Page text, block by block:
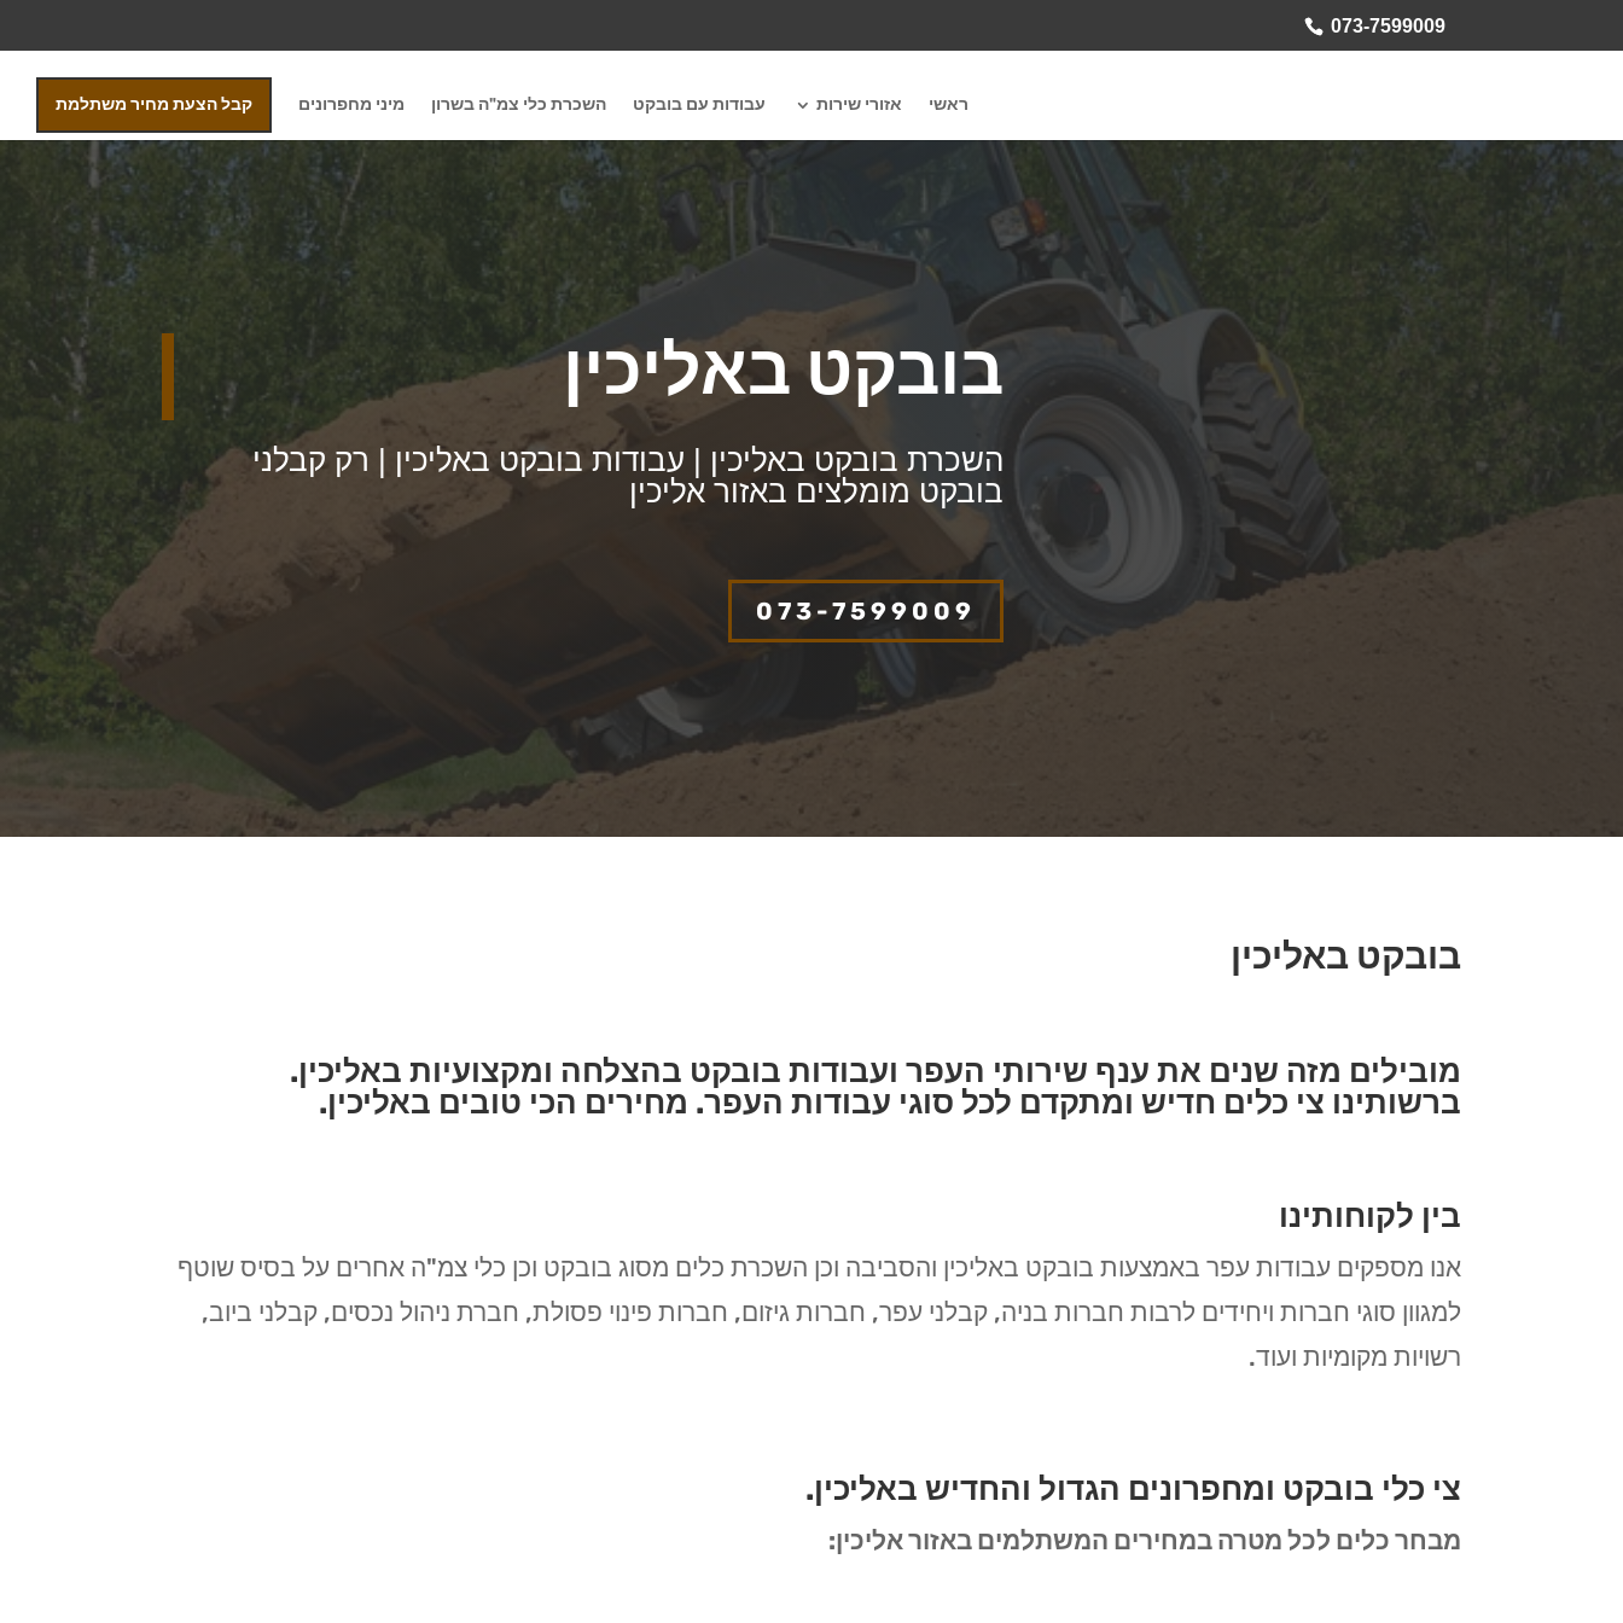
073-7599009
ראשי אזורי שירות עבודות עם בובקט השכרת כלי צמ"ה בשרון מיני מחפרונים קבל הצעת מחיר משתלמת
בובקט באליכין
השכרת בובקט באליכין | עבודות בובקט באליכין | רק קבלני
בובקט מומלצים באזור אליכין
073-7599009
בובקט באליכין
מובילים מזה שנים את ענף שירותי העפר ועבודות בובקט בהצלחה ומקצועיות באליכין.
ברשותינו צי כלים חדיש ומתקדם לכל סוגי עבודות העפר. מחירים הכי טובים באליכין.
בין לקוחותינו
אנו מספקים עבודות עפר באמצעות בובקט באליכין והסביבה וכן השכרת כלים מסוג בובקט וכן כלי צמ"ה אחרים על בסיס שוטף
למגוון סוגי חברות ויחידים לרבות חברות בניה, קבלני עפר, חברות גיזום, חברות פינוי פסולת, חברת ניהול נכסים, קבלני ביוב,
רשויות מקומיות ועוד.
צי כלי בובקט ומחפרונים הגדול והחדיש באליכין.
מבחר כלים לכל מטרה במחירים המשתלמים באזור אליכין: